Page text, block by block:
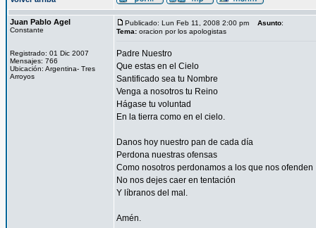
Juan Pablo Agel
Constante
Registrado: 01 Dic 2007
Mensajes: 766
Ubicación: Argentina- Tres
Arroyos
Publicado: Lun Feb 11, 2008 2:00 pm Asunto:
Tema: oracion por los apologistas
Padre Nuestro
Que estas en el Cielo
Santificado sea tu Nombre
Venga a nosotros tu Reino
Hágase tu voluntad
En la tierra como en el cielo.
Danos hoy nuestro pan de cada día
Perdona nuestras ofensas
Como nosotros perdonamos a los que nos ofenden
No nos dejes caer en tentación
Y líbranos del mal.
Amén.